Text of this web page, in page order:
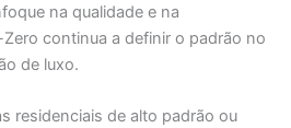
na qualidade e na
continua a definir o padrão no
de luxo.
residenciais de alto padrão ou